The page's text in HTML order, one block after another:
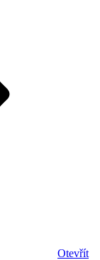
Otevřít